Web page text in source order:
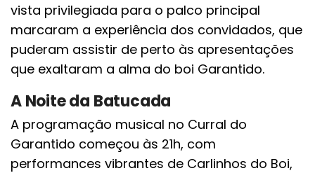
vista privilegiada para o palco principal
marcaram a experiência dos convidados, que
puderam assistir de perto às apresentações
que exaltaram a alma do boi Garantido.
A Noite da Batucada
A programação musical no Curral do
Garantido começou às 21h, com
performances vibrantes de Carlinhos do Boi,